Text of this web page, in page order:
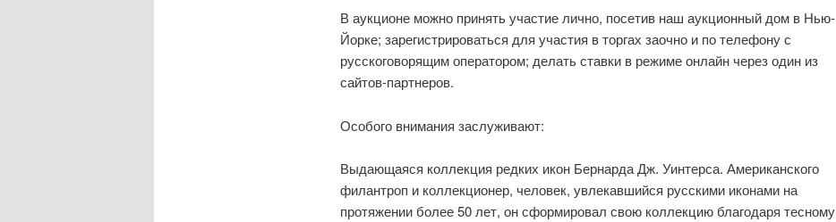
В аукционе можно принять участие лично, посетив наш аукционный дом в Нью-
Йорке; зарегистрироваться для участия в торгах заочно и по телефону с
русскоговорящим оператором; делать ставки в режиме онлайн через один из
сайтов-партнеров.
Особого внимания заслуживают:
Выдающаяся коллекция редких икон Бернарда Дж. Уинтерса. Американского
филантроп и коллекционер, человек, увлекавшийся русскими иконами на
протяжении более 50 лет, он сформировал свою коллекцию благодаря тесному